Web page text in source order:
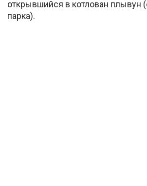
открывшийся в котлован плывун
парка).